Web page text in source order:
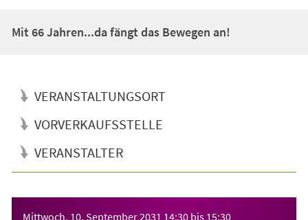
Mit 66 Jahren...da fängt das Bewegen an!
VERANSTALTUNGSORT
VORVERKAUFSSTELLE
VERANSTALTER
Mittwoch, 10. September 2031 14:30 bis 15:30